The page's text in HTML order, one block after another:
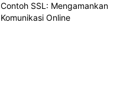
Contoh SSL: Mengamankan
Komunikasi Online